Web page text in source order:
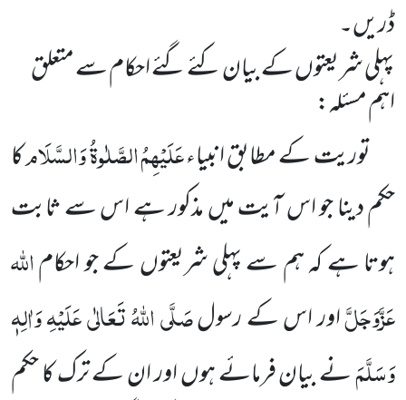
ڈریں۔
پہلی شریعتوں کے بیان کئے گئے احکام سے متعلق
اہم مسئلہ:
توریت کے مطابق انبیاءعَلَیْہِمُ الصَّلٰوۃُ وَالسَّلَامکا
حکم دینا جو اس آیت میں مذکور ہے اس سے ثابت
ہوتا ہے کہ ہم سے پہلی شریعتوں کے جو احکاماللہ
عَزَّوَجَلَّاور اس کے رسولصَلَّی اللہُ تَعَالٰی عَلَیْہِ وَاٰلِہٖ
وَسَلَّمَنے بیان فرمائے ہوں اور ان کے ترک کا حکم